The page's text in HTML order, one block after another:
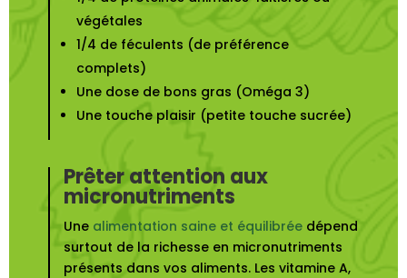
végétales
1/4 de féculents (de préférence
complets)
Une dose de bons gras (Oméga 3)
Une touche plaisir (petite touche sucrée)
Prêter attention aux
micronutriments
Une alimentation saine et équilibréedépend
surtout de la richesse en micronutriments
présents dans vos aliments. Les vitamine A,